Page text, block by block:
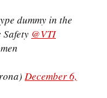
dummy in the
@VTI
December 6,